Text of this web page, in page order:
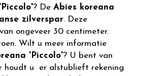
? De Abies koreana
zilverspar. Deze
ongeveer 30 centimeter.
Wilt u meer informatie
'Piccolo'? U bent van
houdt u er alstublieft rekening